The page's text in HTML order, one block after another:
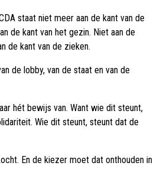
staat niet meer aan de kant van de
de kant van het gezin. Niet aan de
de kant van de zieken.
de lobby, van de staat en van de
hét bewijs van. Want wie dit steunt,
Wie dit steunt, steunt dat de
En de kiezer moet dat onthouden in